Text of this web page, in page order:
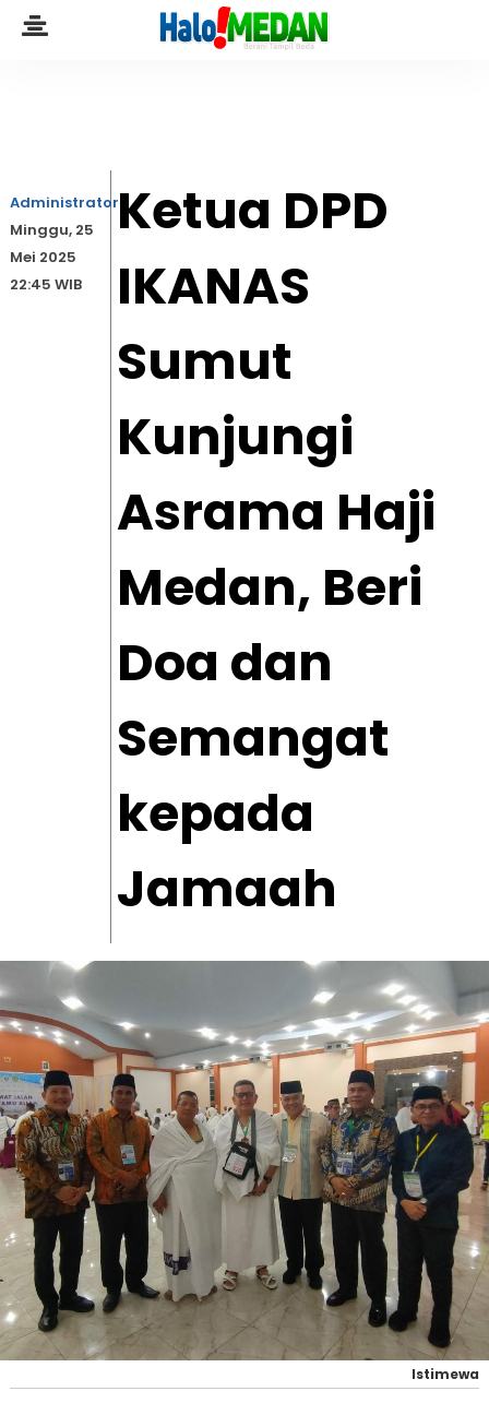
Ketua DPD
IKANAS
Sumut
Kunjungi
Asrama Haji
Medan, Beri
Doa dan
Semangat
kepada
Jamaah
Administrator
Minggu, 25
Mei 2025
22:45 WIB
Istimewa